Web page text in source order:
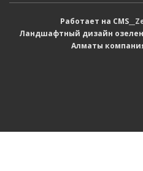
Работает на CMS__
Ландшафтный дизайн
Алматы